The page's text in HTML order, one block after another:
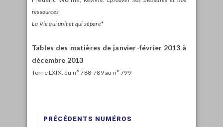
ressources
La Vie qui unit et qui sépare*
Tables des matières de janvier-février 2013 à
décembre 2013
Tome LXIX, du n° 788-789 au n° 799
PRÉCÉDENTS NUMÉROS